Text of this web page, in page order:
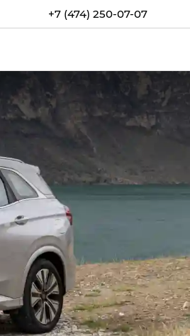
+7 (474) 250-07-07